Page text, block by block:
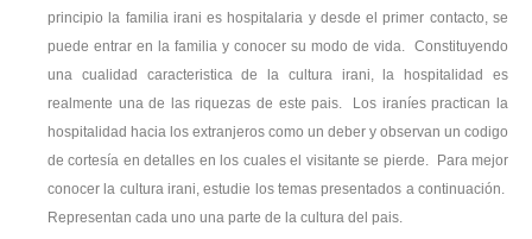
principio la familia irani es hospitalaria y desde el primer contacto, se
puede entrar en la familia y conocer su modo de vida. Constituyendo
una cualidad caracteristica de la cultura irani, la hospitalidad es
realmente una de las riquezas de este pais. Los iraníes practican la
hospitalidad hacia los extranjeros como un deber y observan un codigo
de cortesía en detalles en los cuales el visitante se pierde. Para mejor
conocer la cultura irani, estudie los temas presentados a continuación.
Representan cada uno una parte de la cultura del pais.